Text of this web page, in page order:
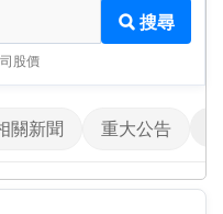
搜尋
股價
關新聞 重大公告